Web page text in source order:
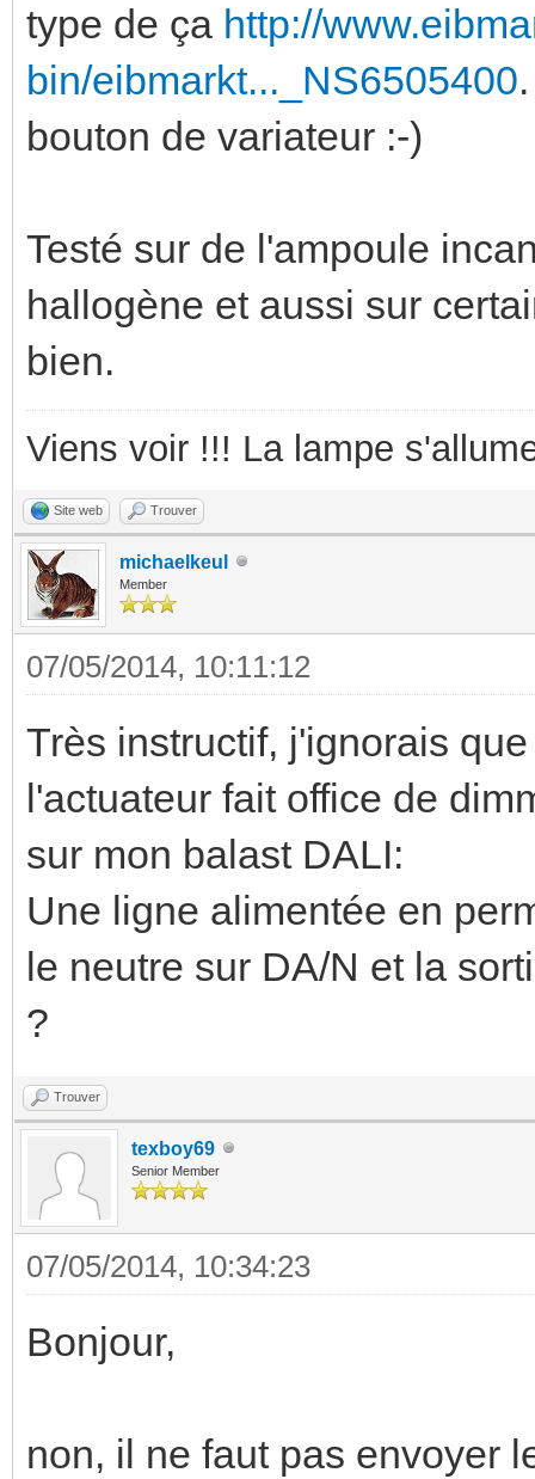
type de ça http://
bin/eibmarkt..._NS6505400
bouton de variateur :-)
Testé sur de l'ampoule
hallogène et aussi sur
bien.
Viens voir !!! La lampe
Site web Trouver
michaelkeul
Member
07/05/2014, 10:11:12
Très instructif, j'ignorais
l'actuateur fait office de
sur mon balast DALI:
Une ligne alimentée en
le neutre sur DA/N et la
?
Trouver
texboy69
Senior Member
07/05/2014, 10:34:23
Bonjour,
non, il ne faut pas envoyer